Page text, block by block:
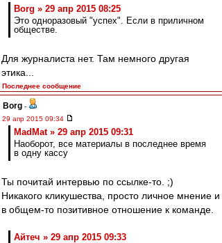
Borg » 29 апр 2015 08:25
Это одноразовый "успех". Если в приличном
обществе.
Для журналиста нет. Там немного другая
этика...
Последнее сообщение
Borg -
29 апр 2015 09:34
MadMat » 29 апр 2015 09:31
Наоборот, все материалы в последнее время
в одну кассу
Ты почитай интервью по ссылке-то. ;)
Никакого кликушества, просто личное мнение и
в общем-то позитивное отношение к команде.
Айтеч » 29 апр 2015 09:33